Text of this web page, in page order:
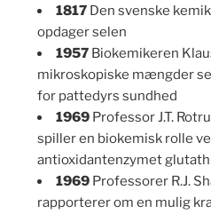
1817 Den svenske
opdager selen
1957 Biokemikeren
mikroskopiske mængder
for pattedyrs sundhed
1969 Professor J.T.
spiller en biokemisk rolle
antioxidantenzymet
1969 Professorer R.J.
rapporterer om en mulig